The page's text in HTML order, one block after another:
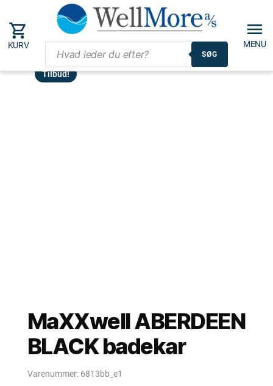
SØG
KURV MENU
Tilbud!
MaXXwell ABERDEEN
BLACK badekar
Varenummer: 6813bb_e1